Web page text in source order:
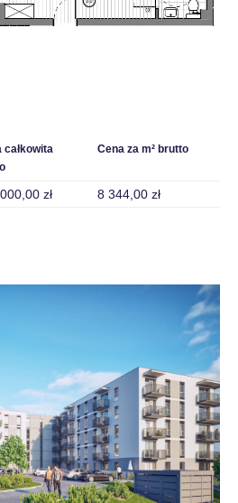
całkowita
Cena za m² brutto
zł 8 344,00 zł